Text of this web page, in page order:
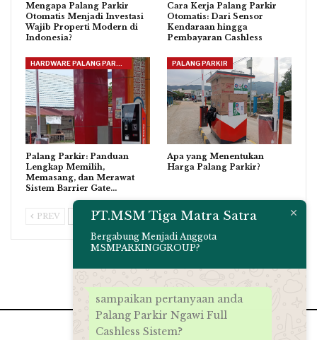
Mengapa Palang Parkir
Otomatis Menjadi Investasi
Wajib Properti Modern di
Indonesia?
Cara Kerja Palang Parkir
Otomatis: Dari Sensor
Kendaraan hingga
Pembayaran Cashless
Palang Parkir: Panduan
Lengkap Memilih,
Memasang, dan Merawat
Sistem Barrier Gate…
PALANG PARKIR
Apa yang Menentukan
Harga Palang Parkir?
PREV NEXTPT.MSM Tiga Matra Satra
Bergabung Menjadi Anggota
MSMPARKINGGROUP?
sampaikan pertanyaan anda
Palang Parkir Ngawi Full
Cashless Sistem?